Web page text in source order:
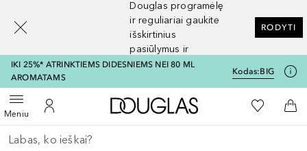
Douglas programėlę
ir reguliariai gaukite
išskirtinius
pasiūlymus ir
nuolaidas
RODYTI
IKI 25%* ATRINKTIEMS DIDESNIEMS NEI 80 ML
AROMATAMS
Kodas:BIG
MeniuAtidaryti meniuĮ mano paskyrą
Į Douglas pagrindinį
Į mano
Į
Grįžk atgal
Vykdykite paiešką
[navigation.slideout.screenreader]